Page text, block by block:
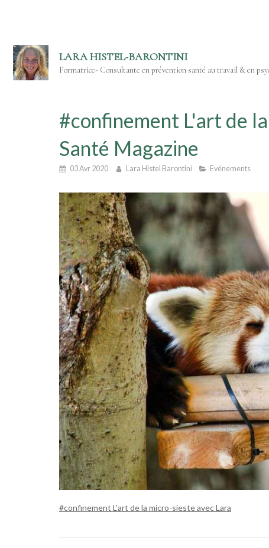
LARA HISTEL-BARONTINI
Formatrice- Consultante en prévention santé au travail & en
#confinement L'art de
Santé Magazine
03 Avr 2020 Lara Histel Barontini Evénements
#confinement L'art de la micro-sieste avec Lara